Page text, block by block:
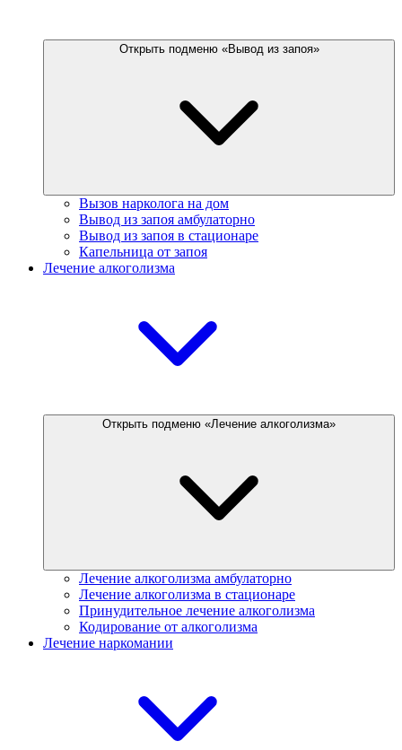
Открыть подменю «Вывод из запоя»
Вызов нарколога на дом
Вывод из запоя амбулаторно
Вывод из запоя в стационаре
Капельница от запоя
Лечение алкоголизма
Открыть подменю «Лечение алкоголизма»
Лечение алкоголизма амбулаторно
Лечение алкоголизма в стационаре
Принудительное лечение алкоголизма
Кодирование от алкоголизма
Лечение наркомании